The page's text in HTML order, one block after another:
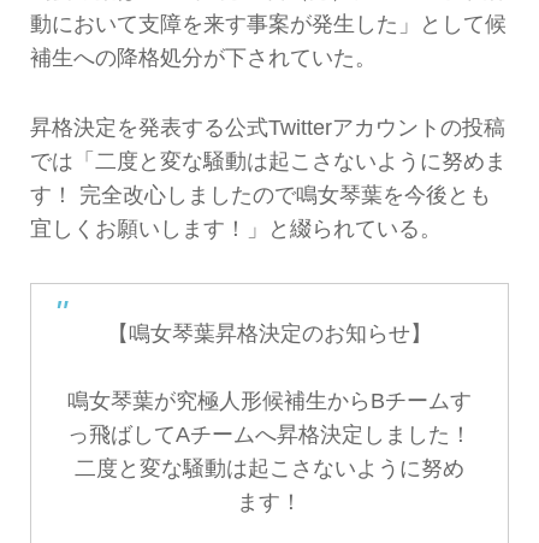
動において支障を来す事案が発生した」として候
補生への降格処分が下されていた。
昇格決定を発表する公式Twitterアカウントの投稿
では「二度と変な騒動は起こさないように努めま
す！ 完全改心しましたので鳴女琴葉を今後とも
宜しくお願いします！」と綴られている。
【鳴女琴葉昇格決定のお知らせ】
鳴女琴葉が究極人形候補生からBチームす
っ飛ばしてAチームへ昇格決定しました！
二度と変な騒動は起こさないように努め
ます！